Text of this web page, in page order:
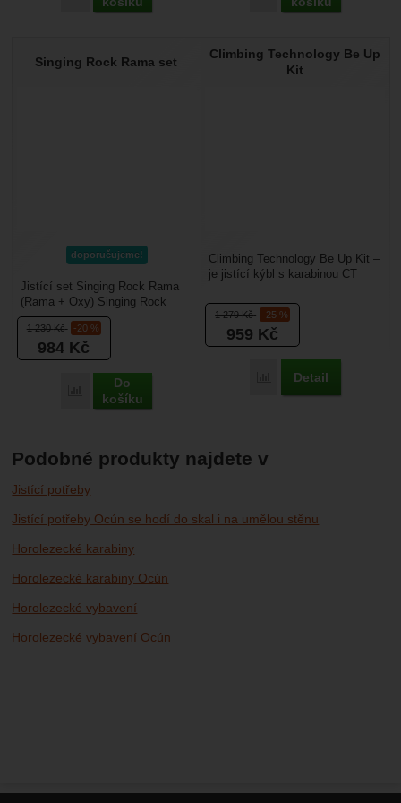
Singing Rock Rama set
doporučujeme!
1 230Kč -20 %
984 Kč
Porovnat
Do
košíku
Jistící set Singing Rock Rama
(Rama + Oxy) Singing Rock
Rama set je kompletní řešení
pro sportovní lezce,...
Climbing Technology Be Up
Kit
1 279Kč -25 %
959 Kč
Porovnat
Detail
Climbing Technology Be Up Kit –
je jistící kýbl s karabinou CT
s jednoduchým...
Podobné produkty najdete v
Jistící potřeby
Jistící potřeby Ocún se hodí do skal i na umělou stěnu
Horolezecké karabiny
Horolezecké karabiny Ocún
Horolezecké vybavení
Horolezecké vybavení Ocún